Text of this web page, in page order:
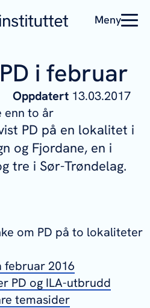
Meny
i februar
Oppdatert 13.03.2017
enn to år
PD på en lokalitet i
og Fjordane, en i
tre i Sør-Trøndelag.
om PD på to lokaliteter
2016
PD og ILA-utbrudd
temasider